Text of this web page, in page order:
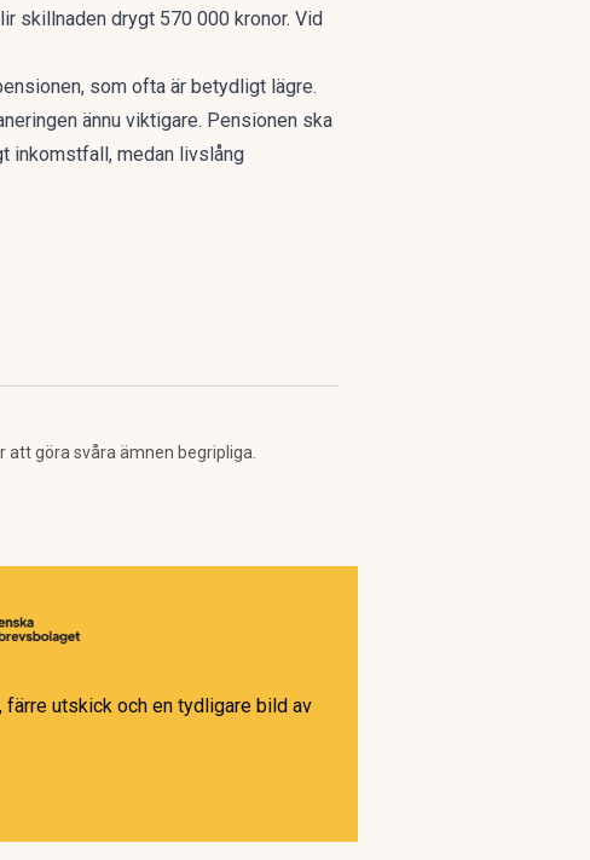
skillnaden drygt 570 000 kronor. Vid
som ofta är betydligt lägre.
ännu viktigare. Pensionen ska
inkomstfall, medan livslång
göra svåra ämnen begripliga.
färre utskick och en tydligare bild av